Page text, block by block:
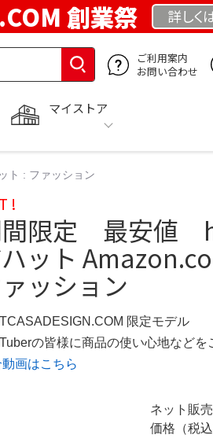
創業祭 詳しく
ご利用案内
お問い合わせ
マイストア
: ファッション
!
間限定 最安値
ット
ッション
限定モデル
の皆様に商品の使い心地などを
画はこちら
ネット販売
価格（税込